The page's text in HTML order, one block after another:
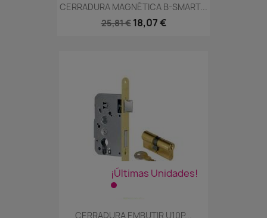
CERRADURA MAGNÉTICA B-SMART...
25,81 € 18,07 €
¡Últimas Unidades!
CERRADURA EMBUTIR U10P...